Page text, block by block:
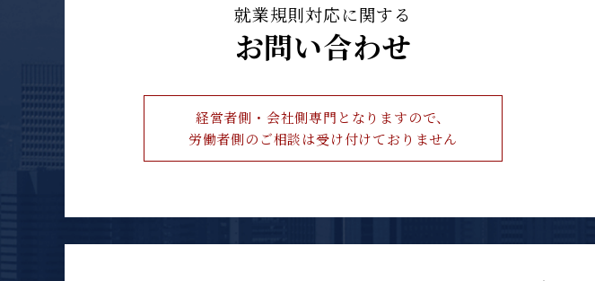
就業規則対応に関する
お問い合わせ
経営者側・会社側専門となりますので、
労働者側のご相談は受け付けておりません